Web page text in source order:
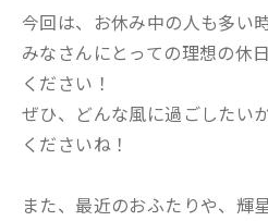
今回は、お休み中の人も多い
みなさんにとっての理想の休
ください！
ぜひ、どんな風に過ごしたい
くださいね！
また、最近のおふたりや、輝